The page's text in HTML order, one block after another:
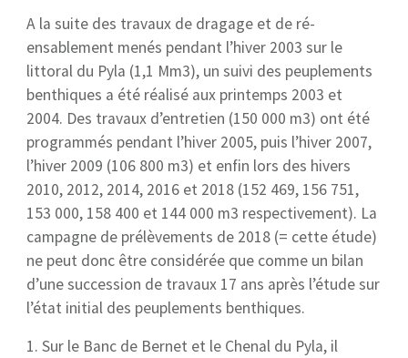
A la suite des travaux de dragage et de ré-
ensablement menés pendant l’hiver 2003 sur le
littoral du Pyla (1,1 Mm3), un suivi des peuplements
benthiques a été réalisé aux printemps 2003 et
2004. Des travaux d’entretien (150 000 m3) ont été
programmés pendant l’hiver 2005, puis l’hiver 2007,
l’hiver 2009 (106 800 m3) et enfin lors des hivers
2010, 2012, 2014, 2016 et 2018 (152 469, 156 751,
153 000, 158 400 et 144 000 m3 respectivement). La
campagne de prélèvements de 2018 (= cette étude)
ne peut donc être considérée que comme un bilan
d’une succession de travaux 17 ans après l’étude sur
l’état initial des peuplements benthiques.
1. Sur le Banc de Bernet et le Chenal du Pyla, il